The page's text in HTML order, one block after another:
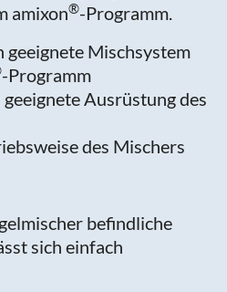
amixon®-Programm.
geeignete Mischsystem
-Programm
Ausrüstung des
des Mischers
befindliche
sich einfach